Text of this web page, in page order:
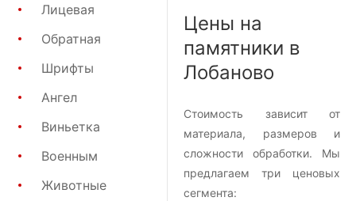
Лицевая
Обратная
Шрифты
Ангел
Виньетка
Военным
Животные
Цены на
памятники в
Лобаново
Стоимость зависит от
материала, размеров и
сложности обработки. Мы
предлагаем три ценовых
сегмента: